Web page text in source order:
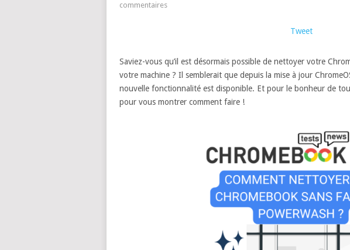
commentaires
Tweet
Saviez-vous qu’il est désormais possible de nettoyer votre
votre machine ? Il semblerait que depuis la mise à jour
nouvelle fonctionnalité est disponible. Et pour le bonheur de
pour vous montrer comment faire !